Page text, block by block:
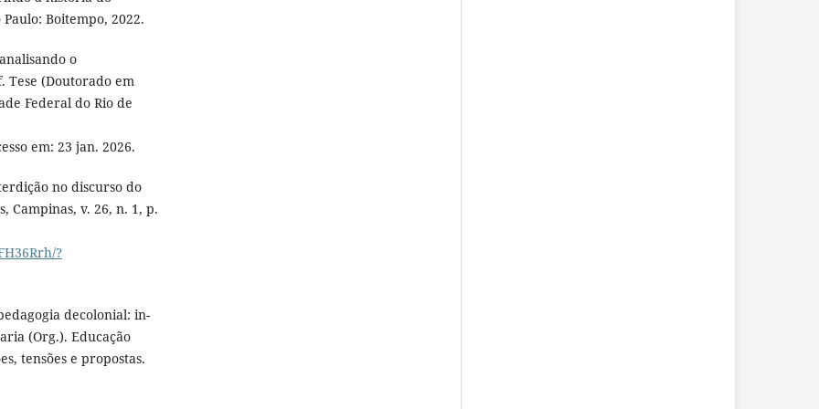
Boitempo, 2022.
o
Tese (Doutorado em
Federal do Rio de
em: 23 jan. 2026.
no discurso do
Campinas, v. 26, n. 1, p.
?
decolonial: in-
(Org.). Educação
tensões e propostas.